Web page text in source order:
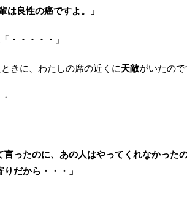
良性の癌ですよ。」
・・・・・」
きに、わたしの席の近くに天敵がいたので
ったのに、あの人はやってくれなかった
りだから・・・」